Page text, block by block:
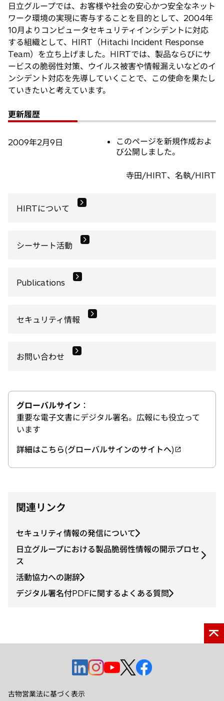
日立グループでは、お客様や社会の安心かつ安全なネット
ワーク環境の実現に寄与することを目的として、2004年
10月よりコンピュータセキュリティインシデントに対応
する組織として、HIRT（Hitachi Incident Response
Team）を立ち上げました。HIRTでは、製品ならびにサ
ービスの脆弱性対策、ウイルス被害や情報漏えいなどのイ
ンシデント対応を先導していくことで、この使命を果たし
ていきたいと考えています。
更新履歴
2009年2月9日
このページを新規作成およ
び公開しました。
寺田/HIRT、名執/HIRT
HIRTについて
シーサート活動
Publications
セキュリティ情報
お問い合わせ
グローバルサイン ：
重要な電子文書にデジタル署名。広報にも役立って
います
詳細はこちら(グローバルサインのサイトへ)
新
し
ブ
で
く
関連リンク
セキュリティ情報の発信について
日立グループにおける製品脆弱性情報の開示プロセ
ス
活動協力への謝辞
デジタル署名付PDFに関するよくある質問
新
し
新
し
新
し
新
し
新
古物営業法に基づく表示